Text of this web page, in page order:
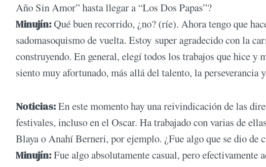
Año Sin Amor” hasta llegar a “Los Dos Papas”?
Minujín:Qué buen recorrido, ¿no? (ríe). Ahora tengo que
sadomasoquismo de vuelta. Estoy super agradecido con la
construyendo. En general, elegí todos los trabajos que hice y
siento muy afortunado, más allá del talento, la perseverancia
Noticias:En este momento hay una reivindicación de las
festivales, incluso en el Oscar. Ha trabajado con varias de
Blaya o Anahí Berneri, por ejemplo. ¿Fue algo que se dio de
Minujín:Fue algo absolutamente casual, pero efectivamente